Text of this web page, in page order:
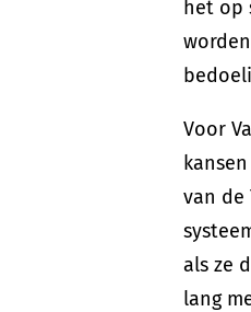
het op
Voor
van de
als ze
lang